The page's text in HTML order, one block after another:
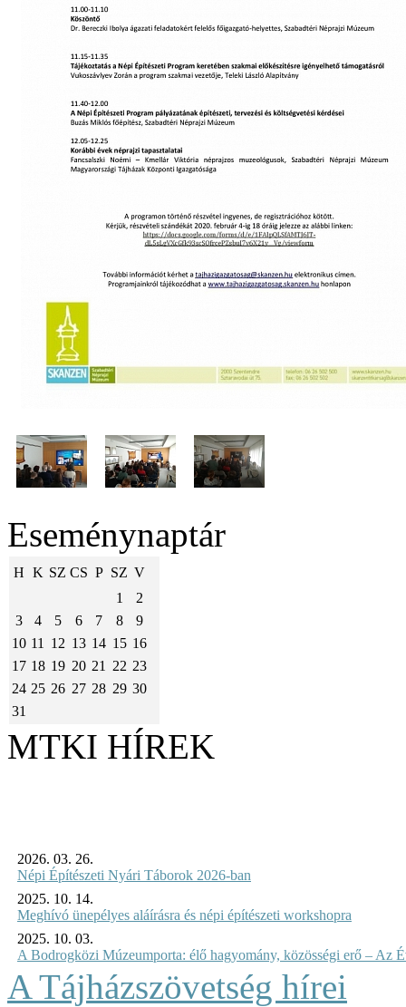
Eseménynaptár
H K SZ CS P SZ V
1
2
3
4 5 6 7 8
9
10 11 12 13 14 15 16
17 18 19 20 21 22 23
24 25 26 27 28 29 30
31
MTKI HÍREK
2026. 03. 26.
Népi Építészeti Nyári Táborok 2026-ban
2025. 10. 14.
Meghívó ünepélyes aláírásra és népi építészeti workshopra
2025. 10. 03.
A Bodrogközi Múzeumporta: élő hagyomány, közösségi erő – Az
A Tájházszövetség hírei